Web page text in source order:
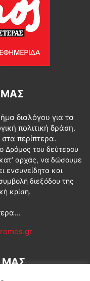
διαλόγου για τα
πολιτική δράση.
περίπτερα.
Δρόμος του δεύτερου
αρχάς, να δώσουμε
ενσυνείδητα και
διεξόδου της
κρίση.
ΜΑΣ